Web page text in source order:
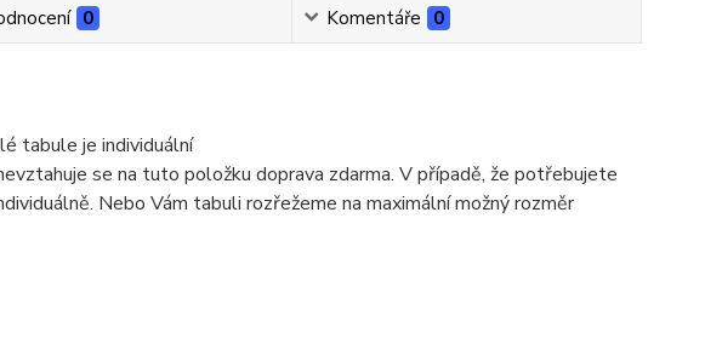
0 Komentáře 0
tabule je individuální
se na tuto položku doprava zdarma. V případě, že potřebujete
Nebo Vám tabuli rozřežeme na maximální možný rozměr